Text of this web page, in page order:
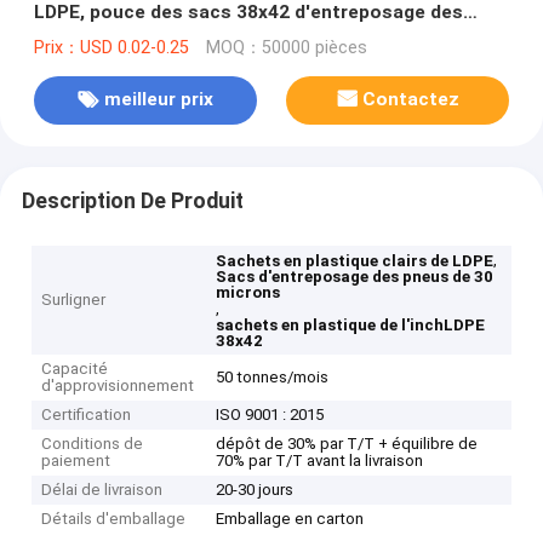
LDPE, pouce des sacs 38x42 d'entreposage des
pneus 30 microns
Prix：USD 0.02-0.25 MOQ：50000 pièces
meilleur prix Contactez
Description De Produit
Surligner
Sachets en plastique clairs de LDPE,
Sacs d'entreposage des pneus de 30
microns
,
sachets en plastique de l'inchLDPE
38x42
Capacité
d'approvisionnement
50 tonnes/mois
Certification
ISO 9001 : 2015
Conditions de
paiement
dépôt de 30% par T/T + équilibre de
70% par T/T avant la livraison
Délai de livraison
20-30 jours
Détails d'emballage
Emballage en carton